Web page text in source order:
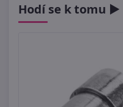
Hodí se k tomu ►